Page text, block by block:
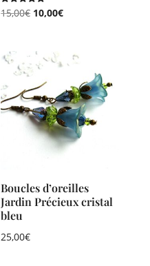
Note
5.00
15,00€ Le
initial
était :
15,00€.
10,00€Le
est :
10,00€.
Boucles d’oreilles
Jardin Précieux cristal
bleu
25,00€